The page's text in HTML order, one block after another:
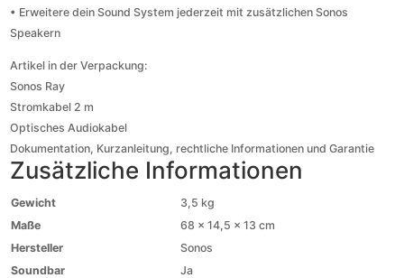
• Erweitere dein Sound System jederzeit mit zusätzlichen Sonos
Speakern
Artikel in der Verpackung:
Sonos Ray
Stromkabel 2 m
Optisches Audiokabel
Dokumentation, Kurzanleitung, rechtliche Informationen und Garantie
Zusätzliche Informationen
Gewicht
3,5 kg
Maße
68 × 14,5 × 13 cm
Hersteller
Sonos
Soundbar
Ja